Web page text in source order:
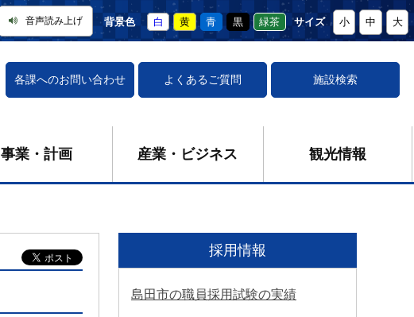
音声読み上げ 背景色 白 黄 青 黒 緑茶 サイズ 小 中 大
各課へのお問い合わせ よくあるご質問 施設検索
事業・計画 産業・ビジネス 観光情報
採用情報
島田市の職員採用試験の実績